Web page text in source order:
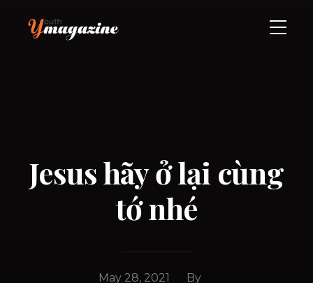
Jesus hãy ở lại cùng
tớ nhé
May 28, 2021 By